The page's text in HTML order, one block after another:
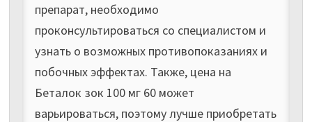
препарат, необходимо
проконсультироваться со специалистом и
узнать о возможных противопоказаниях и
побочных эффектах. Также, цена на
Беталок зок 100 мг 60 может
варьироваться, поэтому лучше приобретать